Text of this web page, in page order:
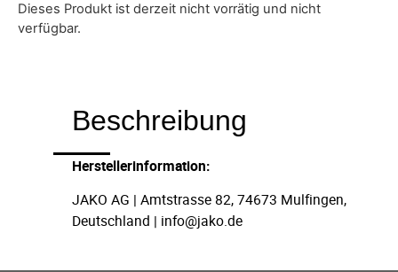
Dieses Produkt ist derzeit nicht vorrätig und nicht
verfügbar.
Beschreibung
Herstellerinformation:
JAKO AG | Amtstrasse 82, 74673 Mulfingen,
Deutschland | info@jako.de